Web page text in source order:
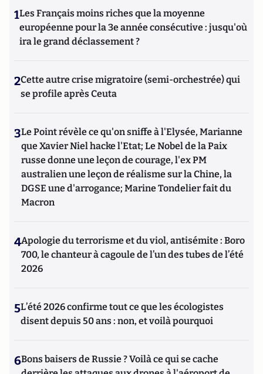
Benjamin Disraëli.
1Les Français moins riches que la moyenne
européenne pour la 3e année consécutive : jusqu'où
ira le grand déclassement ?
2Cette autre crise migratoire (semi-orchestrée) qui
se profile après Ceuta
3Le Point révèle ce qu'on sniffe à l'Elysée, Marianne
que Xavier Niel hacke l'Etat; Le Nobel de la Paix
russe donne une leçon de courage, l'ex PM
australien une leçon de réalisme sur la Chine, la
DGSE une d'arrogance; Marine Tondelier fait du
Macron
4Apologie du terrorisme et du viol, antisémite : Boro
700, le chanteur à cagoule de l’un des tubes de l’été
2026
5L’été 2026 confirme tout ce que les écologistes
disent depuis 50 ans : non, et voilà pourquoi
6Bons baisers de Russie ? Voilà ce qui se cache